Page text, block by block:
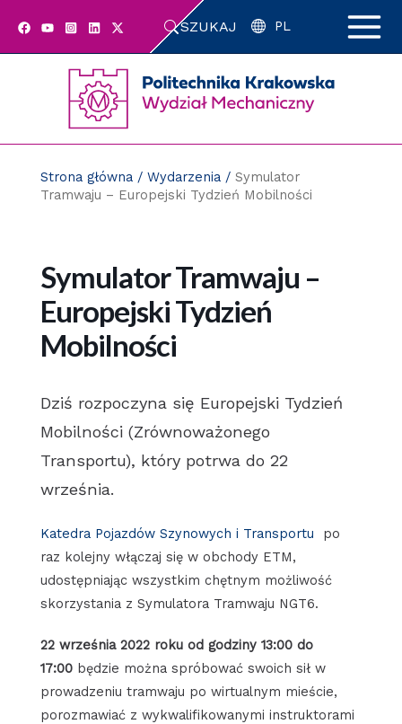
SZUKAJ PL
Strona główna/ Wydarzenia/ Symulator
Tramwaju – Europejski Tydzień Mobilności
Symulator Tramwaju –
Europejski Tydzień
Mobilności
Dziś rozpoczyna się Europejski Tydzień
Mobilności (Zrównoważonego
Transportu), który potrwa do 22
września.
Katedra Pojazdów Szynowych i Transportu po
raz kolejny włączaj się w obchody ETM,
udostępniając wszystkim chętnym możliwość
skorzystania z Symulatora Tramwaju NGT6.
22 września 2022 roku od godziny 13:00 do
17:00będzie można spróbować swoich sił w
prowadzeniu tramwaju po wirtualnym mieście,
porozmawiać z wykwalifikowanymi instruktorami